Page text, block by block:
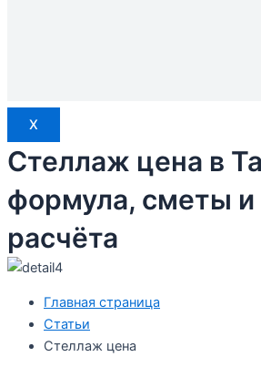
X
Стеллаж цена в
формула, сметы
расчёта
Главная страница
Статьи
Стеллаж цена